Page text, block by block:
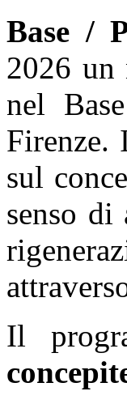
Base /
2026 un
nel
Firenze.
sul
senso di
Il